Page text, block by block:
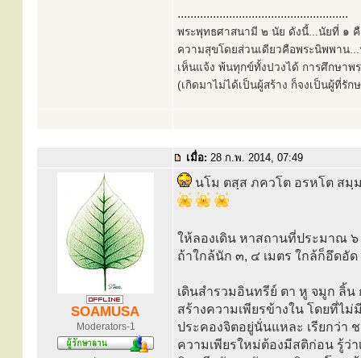
.....................................................
พระพุทธศาสนามี ๒ นัย ดังนี้...นัยที่ ๑ คื
ความสุขโดยส่วนเดียวคือพระนิพพาน
เห็นแจ้ง พ้นทุกข์ทั้งปวงได้ การศึกษาพ
(เกิดมาไม่ได้เป็นผู้สร้าง ก็จงเป็นผู้ที่รั
เมื่อ: 28 ก.พ. 2014, 07:49
SOAMUSA
Moderators-1
นโม ตสฺส ภควโต อรหโต สมฺ
ให้ลองเดิน หาสถานที่ประมาณ
ถ้าใกล้นัก ๓, ๔ เมตร ใกล้ก็อึดอั
เดินสำรวมอินทรีย์ ตา หู จมูก ลิ้น
สร้างความเพียรข้างใน โดยที่ไ
ประคองจิตอยู่นั่นแหละ เรียกว่า
ความเพียรใหม่ต้องมีสติก่อน รู้ว่